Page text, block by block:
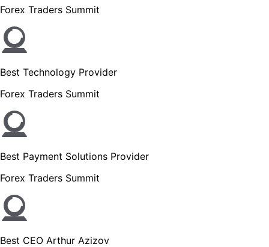
Forex Traders Summit
Best Technology Provider
Forex Traders Summit
Best Payment Solutions Provider
Forex Traders Summit
Best CEO Arthur Azizov